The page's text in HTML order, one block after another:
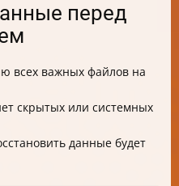
перед
всех важных файлов на
скрытых или системных
данные будет